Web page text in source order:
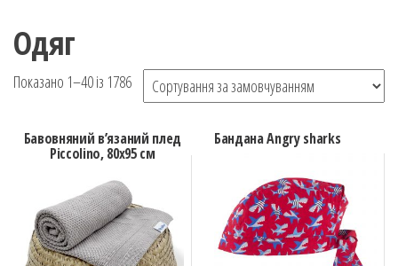
Одяг
Показано 1–40 із 1786
Бавовняний в’язаний плед
Piccolino, 80х95 см
Бандана Angry sharks